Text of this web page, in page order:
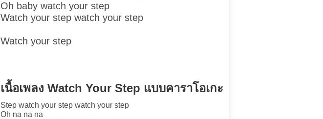
Oh baby watch your step
Watch your step watch your step
Watch your step
เนื้อเพลง Watch Your Step แบบคาราโอเกะ
Step watch your step watch your step
Oh na na na